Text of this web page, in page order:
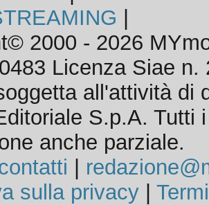
2000 - 2026
Licenza Siae n.
all'attività di
S.p.A. Tutti
anche parziale.
sulla privacy|